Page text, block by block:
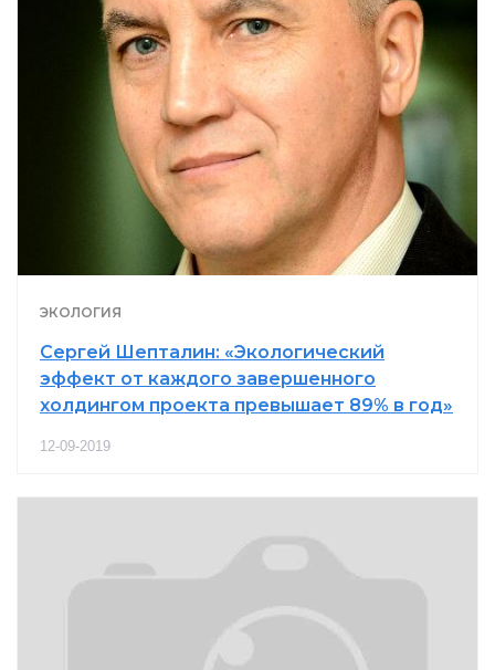
ЭКОЛОГИЯ
Сергей Шепталин: «Экологический
эффект от каждого завершенного
холдингом проекта превышает 89% в год»
12-09-2019